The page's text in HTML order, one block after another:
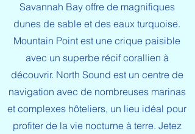
Savannah Bay offre de magnifiques
dunes de sable et des eaux turquoise.
Mountain Point est une crique paisible
avec un superbe récif corallien à
découvrir. North Sound est un centre de
navigation avec de nombreuses marinas
et complexes hôteliers, un lieu idéal pour
profiter de la vie nocturne à terre. Jetez